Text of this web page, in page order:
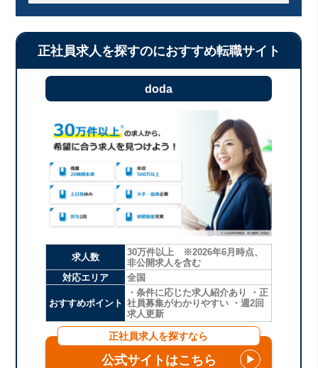
正社員求人を探すのにおすすめ転職サイト
doda
求人数
30万件以上 ※2026年6月時点、
非公開求人を含む
対応エリア
全国
おすすめポイント
・条件に応じた求人紹介あり ・正
社員募集がわかりやすい ・週2回
求人更新
正社員求人を探すなら
公式サイトはこちら ▶